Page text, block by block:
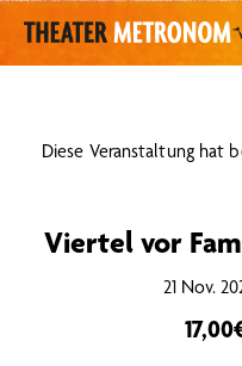
Diese Veranstaltung hat
Viertel vor
21 Nov.